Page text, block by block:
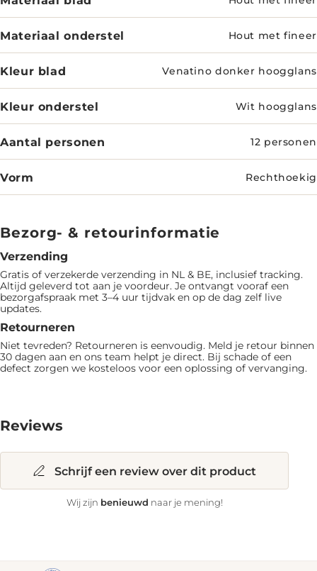
Materiaal onderstel Hout met fineer
Kleur blad Venatino donker hoogglans
Kleur onderstel Wit hoogglans
Aantal personen 12 personen
Vorm Rechthoekig
Bezorg- & retourinformatie
Verzending
Gratis of verzekerde verzending in NL & BE, inclusief tracking.
Altijd geleverd tot aan je voordeur. Je ontvangt vooraf een
bezorgafspraak met 3–4 uur tijdvak en op de dag zelf live
updates.
Retourneren
Niet tevreden? Retourneren is eenvoudig. Meld je retour binnen
30 dagen aan en ons team helpt je direct. Bij schade of een
defect zorgen we kosteloos voor een oplossing of vervanging.
Reviews
Schrijf een review over dit product
Wij zijn benieuwd naar je mening!